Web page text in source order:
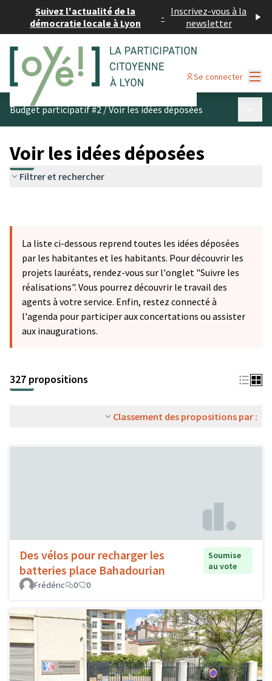
Suivez l'actualité de la
démocratie locale à Lyon
- Inscrivez-vous à la
newsletter
Se connecter
Budget participatif #2/Voir les idées déposées
Voir les idées déposées
Filtrer et rechercher
La liste ci-dessous reprend toutes les idées déposées
par les habitantes et les habitants. Pour découvrir les
projets lauréats, rendez-vous sur l'onglet "Suivre les
réalisations". Vous pourrez découvrir le travail des
agents à votre service. Enfin, restez connecté à
l'agenda pour participer aux concertations ou assister
aux inaugurations.
327 propositions
Classement des propositions par :
Des vélos pour recharger les
batteries place Bahadourian
Soumise
au vote
Frédéric
0 0